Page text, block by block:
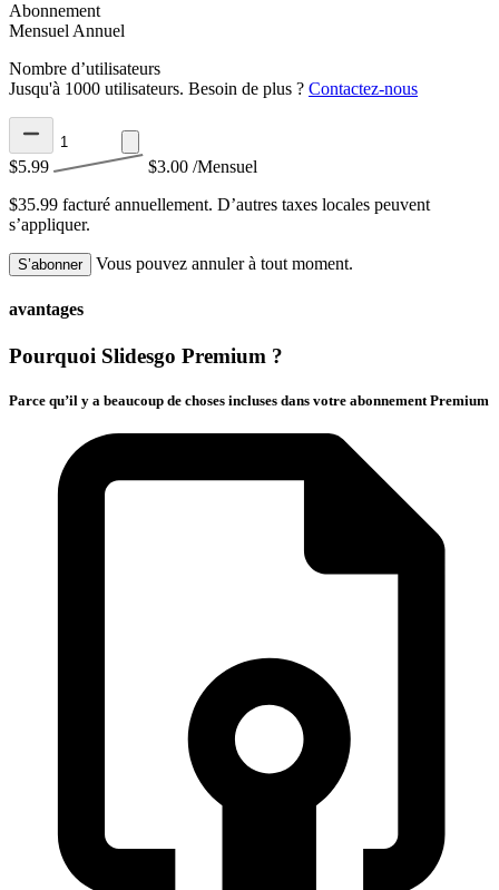
Abonnement
Mensuel Annuel
Nombre d’utilisateurs
Jusqu'à 1000 utilisateurs. Besoin de plus ? Contactez-nous
$5.99 $3.00 /Mensuel
$35.99 facturé annuellement. D’autres taxes locales peuvent
s’appliquer.
S’abonner Vous pouvez annuler à tout moment.
avantages
Pourquoi Slidesgo Premium ?
Parce qu’il y a beaucoup de choses incluses dans votre abonnement Premium